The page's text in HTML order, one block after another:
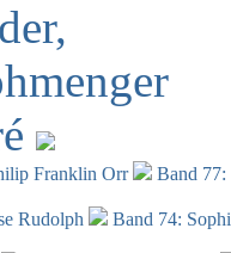
Franklin Orr
Band
Rudolph
Band 74: